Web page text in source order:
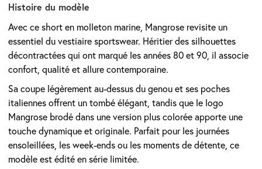
Histoire du modèle
Avec ce short en molleton marine, Mangrose revisite un
essentiel du vestiaire sportswear. Héritier des silhouettes
décontractées qui ont marqué les années 80 et 90, il associe
confort, qualité et allure contemporaine.
Sa coupe légèrement au-dessus du genou et ses poches
italiennes offrent un tombé élégant, tandis que le logo
Mangrose brodé dans une version plus colorée apporte une
touche dynamique et originale. Parfait pour les journées
ensoleillées, les week-ends ou les moments de détente, ce
modèle est édité en série limitée.